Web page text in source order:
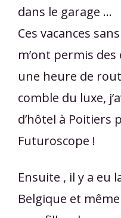
dans le garage ...
Ces vacances
m’ont permis
une heure de
comble du luxe,
d’hôtel à Poitiers
Futuroscope !
Ensuite , il y a eu
Belgique et même